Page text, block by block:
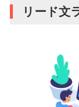
リード文